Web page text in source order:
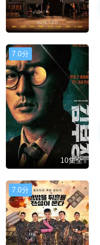
7.0分
10集全
7.0分